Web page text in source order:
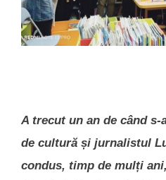
A trecut un an de când
de cultură și jurnalistul
condus, timp de mulți